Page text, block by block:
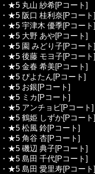
・★5 丸山 紗希[Pコート]
・★5 阪口 桂利奈[Pコート]
・★5 宇津木 優季[Pコート]
・★5 大野 あや[Pコート]
・★5 園 みどり子[Pコート]
・★5 後藤 モヨ子[Pコート]
・★5 金春 希美[Pコート]
・★5 ぴよたん[Pコート]
・★5 お銀[Pコート]
・★5 ミカ[Pコート]
・★5 アンチョビ[Pコート]
・★5 鶴姫 しずか[Pコート]
・★5 松風 鈴[Pコート]
・★5 角谷 杏[Pコート]
・★5 磯辺 典子[Pコート]
・★5 島田 千代[Pコート]
・★5 島田 愛里寿[Pコート]